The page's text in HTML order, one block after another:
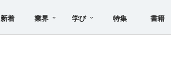
新着 業界 学び 特集 書籍